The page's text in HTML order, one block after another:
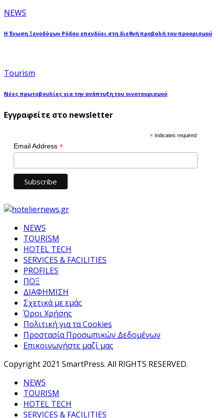
NEWS
Η Ένωση Ξενοδόχων Ρόδου επενδύει στη διεθνή προβολή του προορισμού
Tourism
Νέες πρωτοβουλίες για την ανάπτυξη του οινοτουρισμού
Εγγραφείτε στο newsletter
* indicates required
Email Address *
NEWS
TOURISM
HOTEL TECH
SERVICES & FACILITIES
PROFILES
ΠΟΞ
ΔΙΑΦΗΜΙΣΗ
Σχετικά με εμάς
Όροι Χρήσης
Πολιτική για τα Cookies
Προστασία Προσωπικών Δεδομένων
Επικοινωνήστε μαζί μας
Copyright 2021 SmartPress. All RIGHTS RESERVED.
NEWS
TOURISM
HOTEL TECH
SERVICES & FACILITIES